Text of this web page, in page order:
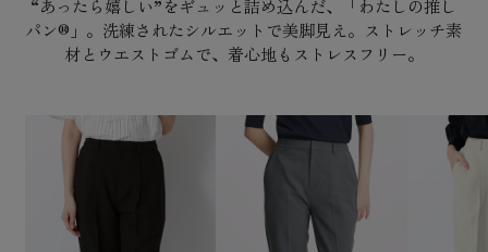
“あったら嬉しい”をギュッと詰め込んだ、「わたしの推し
パン®」。洗練されたシルエットで美脚見え。ストレッチ素
材とウエストゴムで、着心地もストレスフリー。